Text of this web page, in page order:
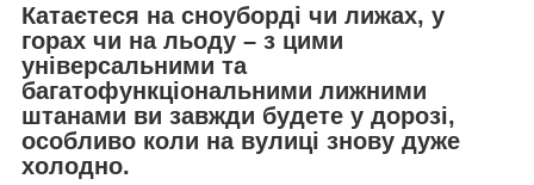
Катаєтеся на сноуборді чи лижах, у
горах чи на льоду – з цими
універсальними та
багатофункціональними лижними
штанами ви завжди будете у дорозі,
особливо коли на вулиці знову дуже
холодно.